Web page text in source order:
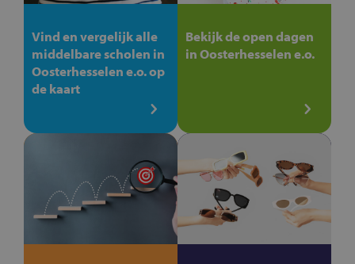
Vind en vergelijk alle
middelbare scholen in
Oosterhesselen e.o. op
de kaart
Bekijk de open dagen
in Oosterhesselen e.o.